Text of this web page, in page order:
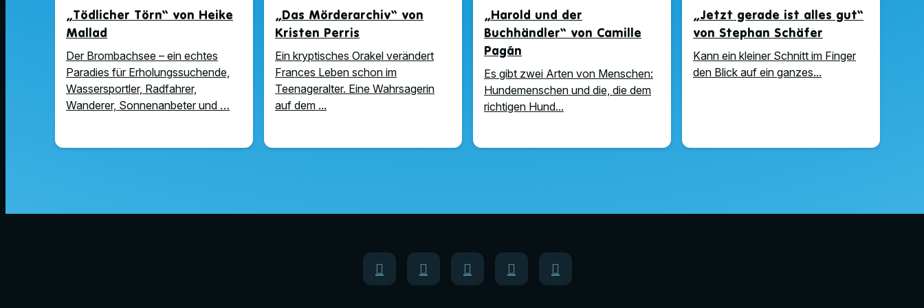
„Tödlicher Törn“ von Heike
Mallad
Der Brombachsee – ein echtes
Paradies für Erholungssuchende,
Wassersportler, Radfahrer,
Wanderer, Sonnenanbeter und …
„Das Mörderarchiv“ von
Kristen Perris
Ein kryptisches Orakel verändert
Frances Leben schon im
Teenageralter. Eine Wahrsagerin
auf dem ...
„Harold und der
Buchhändler“ von Camille
Pagán
Es gibt zwei Arten von Menschen:
Hundemenschen und die, die dem
richtigen Hund...
„Jetzt gerade ist alles gut“
von Stephan Schäfer
Kann ein kleiner Schnitt im Finger
den Blick auf ein ganzes...